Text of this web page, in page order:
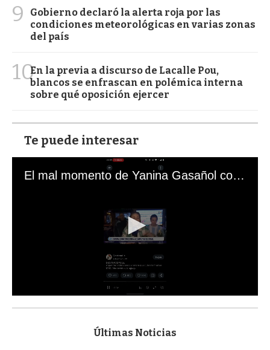
9
Gobierno declaró la alerta roja por las
condiciones meteorológicas en varias zonas
del país
10En la previa a discurso de Lacalle Pou,
blancos se enfrascan en polémica interna
sobre qué oposición ejercer
Te puede interesar
El mal momento de Yanina Gasañol con un hincha argentino en "Subrayado"
s
Últimas Noticias